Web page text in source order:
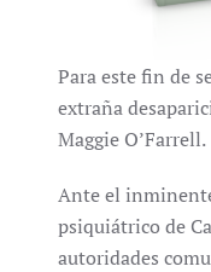
Para este fin de
extraña
Maggie O’Farrell.
Ante el
psiquiátrico de
autoridades